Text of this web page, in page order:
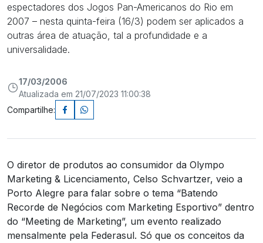
espectadores dos Jogos Pan-Americanos do Rio em
2007 – nesta quinta-feira (16/3) podem ser aplicados a
outras área de atuação, tal a profundidade e a
universalidade.
17/03/2006
Atualizada em 21/07/2023 11:00:38
Compartilhe:
O diretor de produtos ao consumidor da Olympo
Marketing & Licenciamento, Celso Schvartzer, veio a
Porto Alegre para falar sobre o tema “Batendo
Recorde de Negócios com Marketing Esportivo” dentro
do “Meeting de Marketing”, um evento realizado
mensalmente pela Federasul. Só que os conceitos da